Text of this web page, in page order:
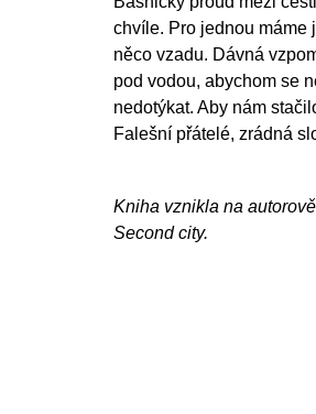
chvíle. Pro jednou máme
něco vzadu. Dávná
pod vodou, abychom se
nedotýkat. Aby nám
Falešní přátelé, zrádná
Kniha vznikla na
Second city.